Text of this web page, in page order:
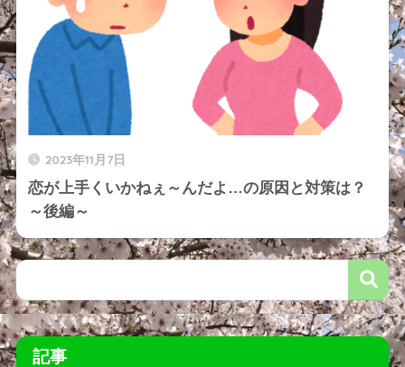
2023年11月7日
恋が上手くいかねぇ～んだよ…の原因と対策は？
～後編～
記事